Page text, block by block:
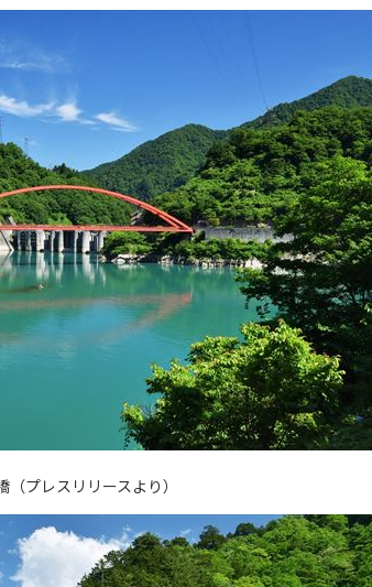
（プレスリリースより）